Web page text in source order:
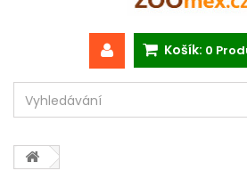
Košík: 0